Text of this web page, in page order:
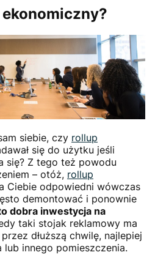
ekonomiczny?
siebie, czy rollup
się do użytku jeśli
się? Z tego też powodu
– otóż, rollup
Ciebie odpowiedni wówczas
demontować i ponownie
dobra inwestycja na
taki stojak reklamowy ma
dłuższą chwilę, najlepiej
innego pomieszczenia.